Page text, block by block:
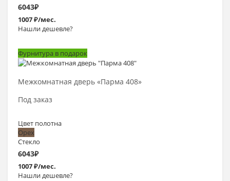
6043₽
1007 ₽/мес.
Нашли дешевле?
Фурнитура в подарок
Межкомнатная дверь «Парма 408»
Под заказ
Цвет полотна
Орех
Стекло
6043₽
1007 ₽/мес.
Нашли дешевле?
Выбрать >